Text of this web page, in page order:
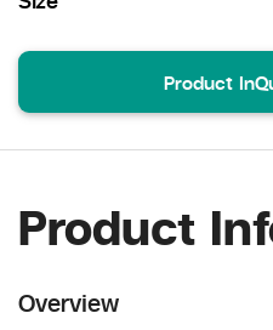
Product
Product
Overview